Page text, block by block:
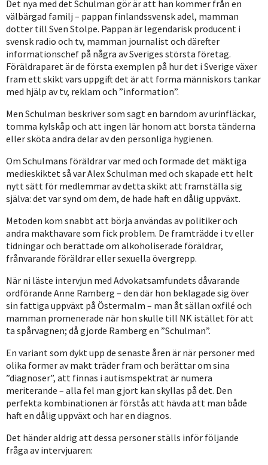
Det nya med det Schulman gör är att han kommer från en
välbärgad familj – pappan finlandssvensk adel, mamman
dotter till Sven Stolpe. Pappan är legendarisk producent i
svensk radio och tv, mamman journalist och därefter
informationschef på några av Sveriges största företag.
Föräldraparet är de första exemplen på hur det i Sverige växer
fram ett skikt vars uppgift det är att forma människors tankar
med hjälp av tv, reklam och ”information”.
Men Schulman beskriver som sagt en barndom av urinfläckar,
tomma kylskåp och att ingen lär honom att borsta tänderna
eller sköta andra delar av den personliga hygienen.
Om Schulmans föräldrar var med och formade det mäktiga
medieskiktet så var Alex Schulman med och skapade ett helt
nytt sätt för medlemmar av detta skikt att framställa sig
själva: det var synd om dem, de hade haft en dålig uppväxt.
Metoden kom snabbt att börja användas av politiker och
andra makthavare som fick problem. De framträdde i tv eller
tidningar och berättade om alkoholiserade föräldrar,
frånvarande föräldrar eller sexuella övergrepp.
När ni läste intervjun med Advokatsamfundets dåvarande
ordförande Anne Ramberg – den där hon beklagade sig över
sin fattiga uppväxt på Östermalm – man åt sällan oxfilé och
mamman promenerade när hon skulle till NK istället för att
ta spårvagnen; då gjorde Ramberg en ”Schulman”.
En variant som dykt upp de senaste åren är när personer med
olika former av makt träder fram och berättar om sina
”diagnoser”, att finnas i autismspektrat är numera
meriterande – alla fel man gjort kan skyllas på det. Den
perfekta kombinationen är förstås att hävda att man både
haft en dålig uppväxt och har en diagnos.
Det händer aldrig att dessa personer ställs inför följande
fråga av intervjuaren: